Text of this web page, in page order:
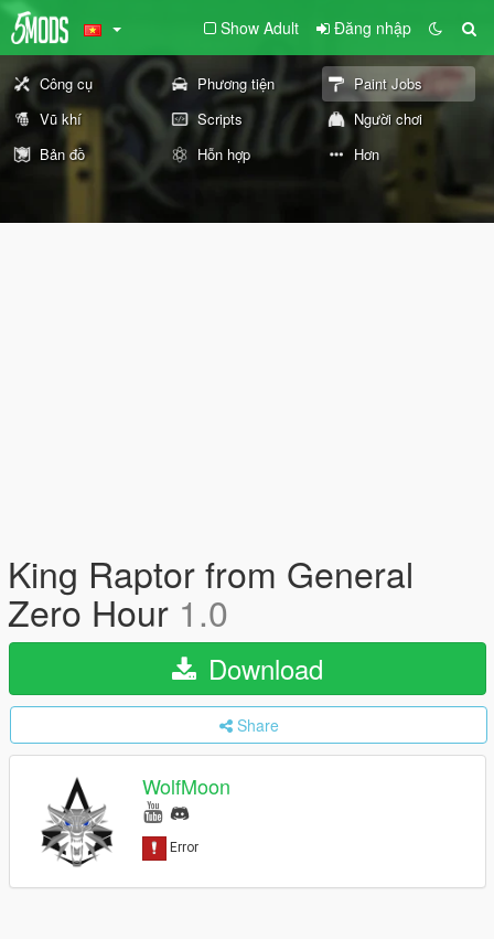
Show Adult Đăng nhập
Công cụ Phương tiện
Paint Jobs
Vũ khí
Scripts
Người chơi
Bản đồ
Hỗn hợp Hơn
King Raptor from General
Zero Hour 1.0
Download
Share
WolfMoon